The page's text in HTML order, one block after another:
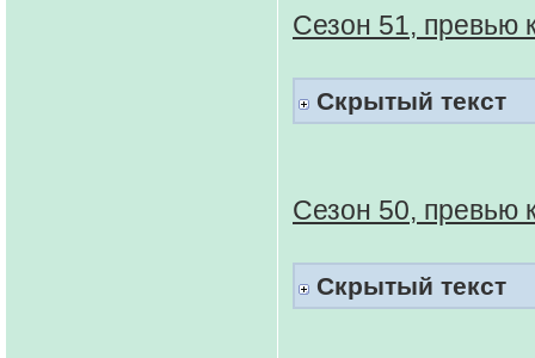
Сезон 51, превью
Скрытый текст
Сезон 50, превью
Скрытый текст